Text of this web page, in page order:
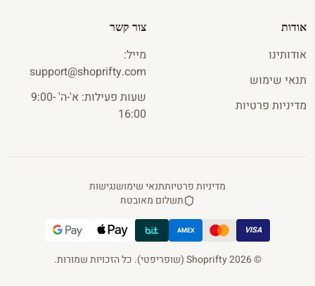
אודות
אודותינו
תנאי שימוש
מדיניות פרטיות
צור קשר
מייל:
support@shoprifty.com
שעות פעילות: א'-ה' 9:00-
16:00
מדיניות פרטיותתנאי שימושנגישות
תשלום מאובטח
VISA
AMEX
©
2026
Shoprifty (שופריפטי). כל הזכויות שמורות.